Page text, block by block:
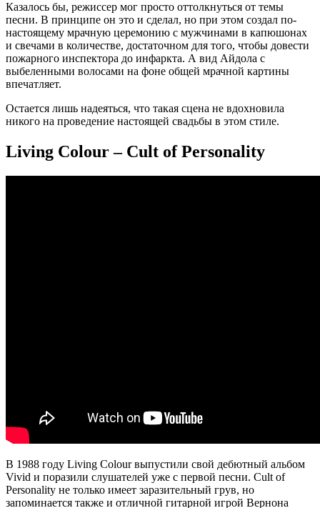
Казалось бы, режиссер мог просто оттолкнуться от темы
песни. В принципе он это и сделал, но при этом создал по-
настоящему мрачную церемонию с мужчинами в капюшонах
и свечами в количестве, достаточном для того, чтобы довести
пожарного инспектора до инфаркта. А вид Айдола с
выбеленными волосами на фоне общей мрачной картины
впечатляет.
Остается лишь надеяться, что такая сцена не вдохновила
никого на проведение настоящей свадьбы в этом стиле.
Living Colour – Cult of Personality
В 1988 году Living Colour выпустили свой дебютный альбом
Vivid и поразили слушателей уже с первой песни. Cult of
Personality не только имеет заразительный грув, но
запоминается также и отличной гитарной игрой Вернона